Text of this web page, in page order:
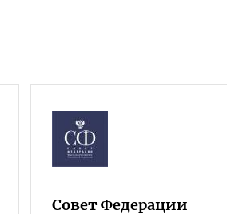
Совет Федерации